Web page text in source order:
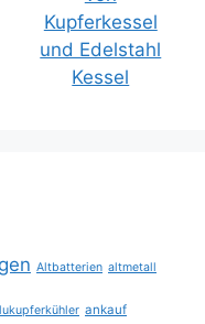
Altbatterien altmetall
ankauf